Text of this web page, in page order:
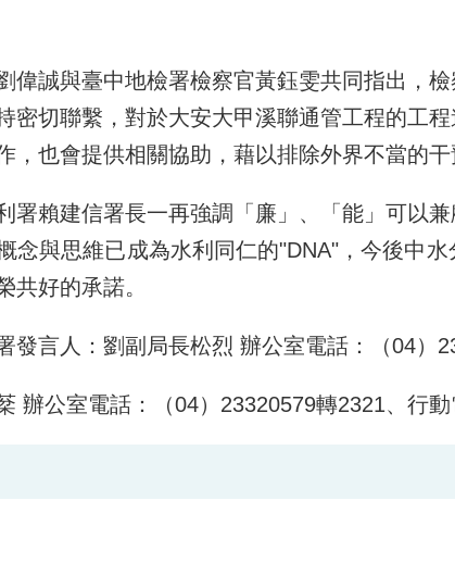
偉誠與臺中地檢署檢察官黃鈺雯共同指出，
密切聯繫，對於大安大甲溪聯通管工程的工
，也會提供相關協助，藉以排除外界不當的干
署賴建信署長一再強調「廉」、「能」可以
念與思維已成為水利同仁的"DNA"，今後中
共好的承諾。
發言人：劉副局長松烈 辦公室電話：（04）
辦公室電話：（04）23320579轉2321、行